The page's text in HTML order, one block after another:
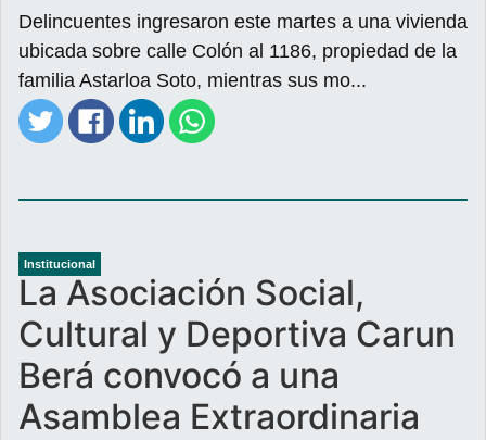
Delincuentes ingresaron este martes a una vivienda
ubicada sobre calle Colón al 1186, propiedad de la
familia Astarloa Soto, mientras sus mo...
Institucional
La Asociación Social,
Cultural y Deportiva Carun
Berá convocó a una
Asamblea Extraordinaria